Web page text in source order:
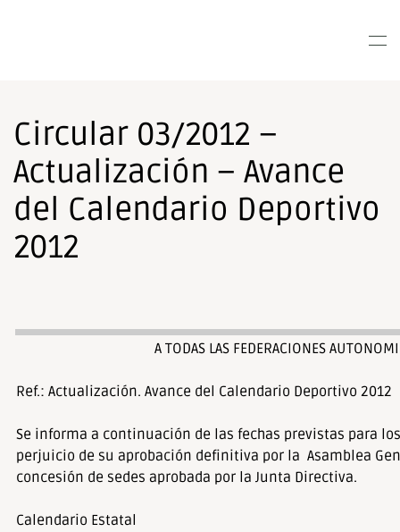
sistema
accesibilidad.
Circular 03/2012 –
Actualización – Avance
del Calendario Deportivo
2012
A TODAS LAS FEDERACIONES
Ref.: Actualización. Avance del Calendario Deportivo 2012
Se informa a continuación de las fechas previstas para
perjuicio de su aprobación definitiva por la Asamblea
concesión de sedes aprobada por la Junta Directiva.
Calendario Estatal